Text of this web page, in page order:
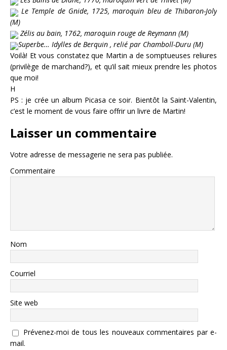
Le Temple de Gnide, 1725, maroquin bleu de Thibaron-Joly
(M)
Zélis au bain, 1762, maroquin rouge de Reymann (M)
Superbe… Idylles de Berquin , relié par Chamboll-Duru (M)
Voilà! Et vous constatez que Martin a de somptueuses reliures
(privilège de marchand?), et qu’il sait mieux prendre les photos
que moi!
H
PS : je crée un album Picasa ce soir. Bientôt la Saint-Valentin,
c’est le moment de vous faire offrir un livre de Martin!
Laisser un commentaire
Votre adresse de messagerie ne sera pas publiée.
Commentaire
Nom
Courriel
Site web
Prévenez-moi de tous les nouveaux commentaires par e-
mail.